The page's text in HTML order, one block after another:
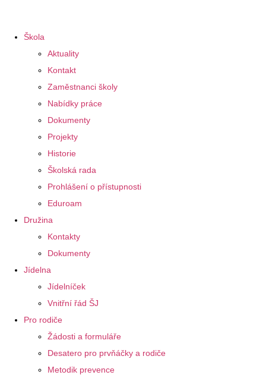
Škola
Aktuality
Kontakt
Zaměstnanci školy
Nabídky práce
Dokumenty
Projekty
Historie
Školská rada
Prohlášení o přístupnosti
Eduroam
Družina
Kontakty
Dokumenty
Jídelna
Jídelníček
Vnitřní řád ŠJ
Pro rodiče
Žádosti a formuláře
Desatero pro prvňáčky a rodiče
Metodik prevence